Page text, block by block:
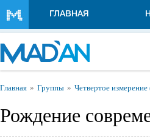
ГЛАВНАЯ
Вы здесь
Главная Группы Четвертое измерение
Рождение